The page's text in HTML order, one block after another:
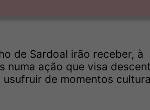
de Sardoal irão receber, à
numa ação que visa
de momentos